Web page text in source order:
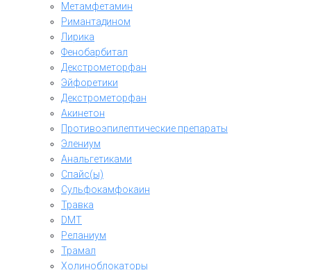
Метамфетамин
Римантадином
Лирика
Фенобарбитал
Декстрометорфан
Эйфоретики
Декстрометорфан
Акинетон
Противоэпилептические препараты
Элениум
Анальгетиками
Спайс(ы)
Сульфокамфокаин
Травка
DMT
Реланиум
Трамал
Холиноблокаторы